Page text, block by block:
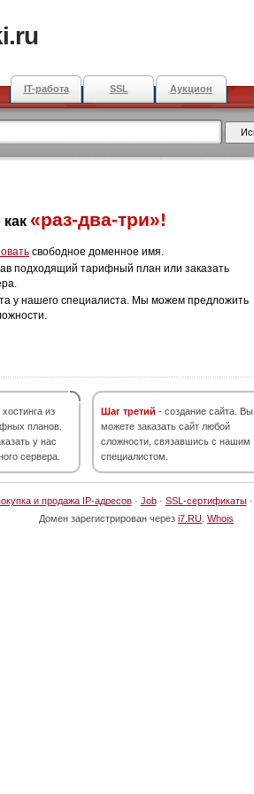
IT-работа SSL Аукцион
«раз-два-три»!
свободное доменное имя.
подходящий тарифный план или заказать
у нашего специалиста. Мы можем предложить
хостинга из
планов.
у нас
сервера.
Шаг третий - создание сайта. Вы
можете заказать сайт любой
сложности, связавшись с нашим
специалистом.
и продажа IP-адресов· Job· SSL-сертификаты·
Домен зарегистрирован через i7.RU Whois